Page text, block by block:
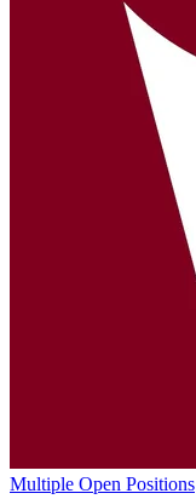
Multiple Open Positions